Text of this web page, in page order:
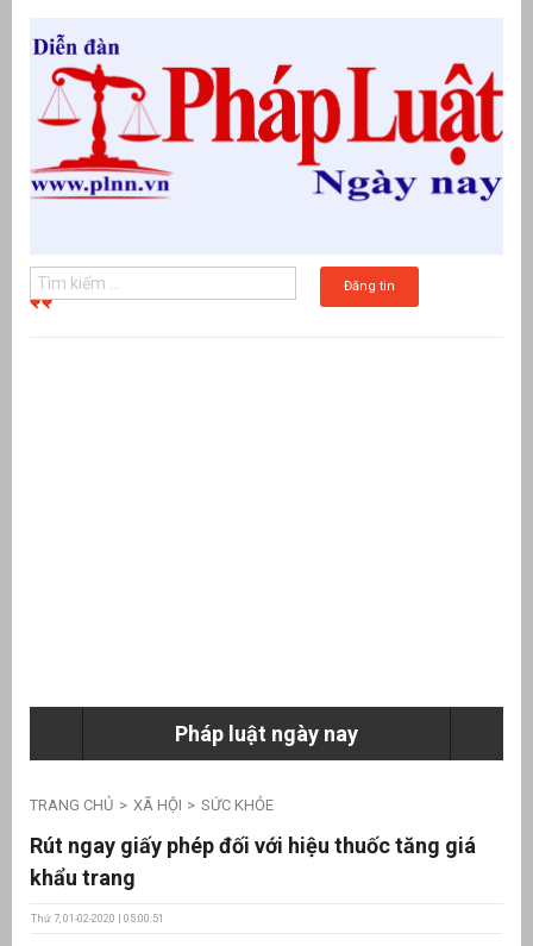
Đăng tin
Pháp luật ngày nay
TRANG CHỦ XÃ HỘI SỨC KHỎE
Rút ngay giấy phép đối với hiệu thuốc tăng giá
khẩu trang
Thứ 7, 01-02-2020 | 05:00:51